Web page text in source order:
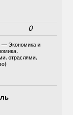
0
— Экономика и
отраслями,